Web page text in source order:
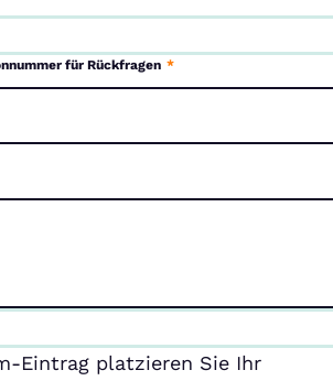
für Rückfragen *
Eintrag platzieren Sie Ihr